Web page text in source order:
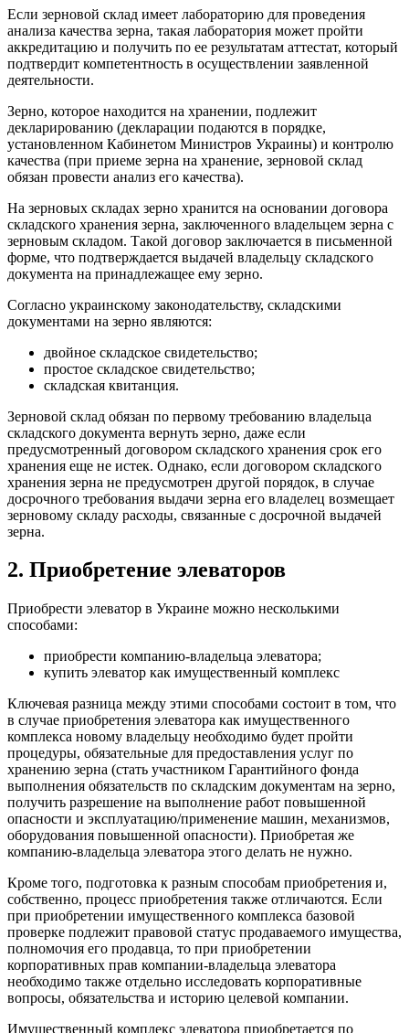
Если зерновой склад имеет лабораторию для проведения
анализа качества зерна, такая лаборатория может пройти
аккредитацию и получить по ее результатам аттестат, который
подтвердит компетентность в осуществлении заявленной
деятельности.
Зерно, которое находится на хранении, подлежит
декларированию (декларации подаются в порядке,
установленном Кабинетом Министров Украины) и контролю
качества (при приеме зерна на хранение, зерновой склад
обязан провести анализ его качества).
На зерновых складах зерно хранится на основании договора
складского хранения зерна, заключенного владельцем зерна с
зерновым складом. Такой договор заключается в письменной
форме, что подтверждается выдачей владельцу складского
документа на принадлежащее ему зерно.
Согласно украинскому законодательству, складскими
документами на зерно являются:
двойное складское свидетельство;
простое складское свидетельство;
складская квитанция.
Зерновой склад обязан по первому требованию владельца
складского документа вернуть зерно, даже если
предусмотренный договором складского хранения срок его
хранения еще не истек. Однако, если договором складского
хранения зерна не предусмотрен другой порядок, в случае
досрочного требования выдачи зерна его владелец возмещает
зерновому складу расходы, связанные с досрочной выдачей
зерна.
2. Приобретение элеваторов
Приобрести элеватор в Украине можно несколькими
способами:
приобрести компанию-владельца элеватора;
купить элеватор как имущественный комплекс
Ключевая разница между этими способами состоит в том, что
в случае приобретения элеватора как имущественного
комплекса новому владельцу необходимо будет пройти
процедуры, обязательные для предоставления услуг по
хранению зерна (стать участником Гарантийного фонда
выполнения обязательств по складским документам на зерно,
получить разрешение на выполнение работ повышенной
опасности и эксплуатацию/применение машин, механизмов,
оборудования повышенной опасности). Приобретая же
компанию-владельца элеватора этого делать не нужно.
Кроме того, подготовка к разным способам приобретения и,
собственно, процесс приобретения также отличаются. Если
при приобретении имущественного комплекса базовой
проверке подлежит правовой статус продаваемого имущества,
полномочия его продавца, то при приобретении
корпоративных прав компании-владельца элеватора
необходимо также отдельно исследовать корпоративные
вопросы, обязательства и историю целевой компании.
Имущественный комплекс элеватора приобретается по